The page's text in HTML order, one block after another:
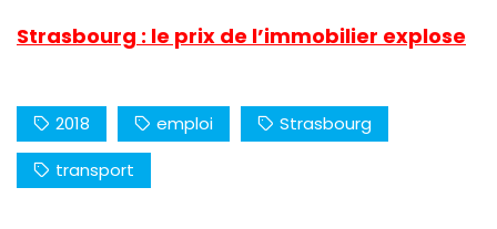
Strasbourg : le prix de l’immobilier explose
2018 emploi
Strasbourg
transport